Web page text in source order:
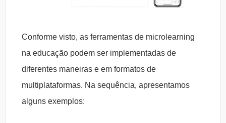
Conforme visto, as ferramentas de microlearning
na educação podem ser implementadas de
diferentes maneiras e em formatos de
multiplataformas. Na sequência, apresentamos
alguns exemplos: